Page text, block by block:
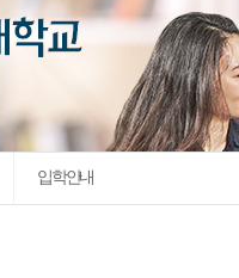
일반(내국인)전
외국인 유학생
모집요강
IGSE 소개
설립 이념과 비
학교법인
IGSE 발자취
학교 상징
언어교육융합학
TESOL & 영어
영어·한국어교
외국어로서의
규정
학업 활동
IT 지원 안내
입학안내